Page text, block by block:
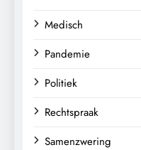
Medisch
Pandemie
Politiek
Rechtspraak
Samenzwering